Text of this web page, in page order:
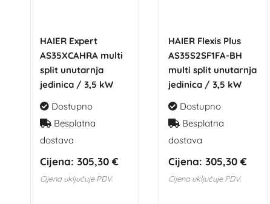
HAIER Expert
AS35XCAHRA multi
split unutarnja
jedinica / 3,5 kW
Dostupno
Besplatna
dostava
Cijena: 305,30 €
Cijena uključuje PDV.
HAIER Flexis Plus
AS35S2SF1FA-BH
multi split unutarnja
jedinica / 3,5 kW
Dostupno
Besplatna
dostava
Cijena: 305,30 €
Cijena uključuje PDV.